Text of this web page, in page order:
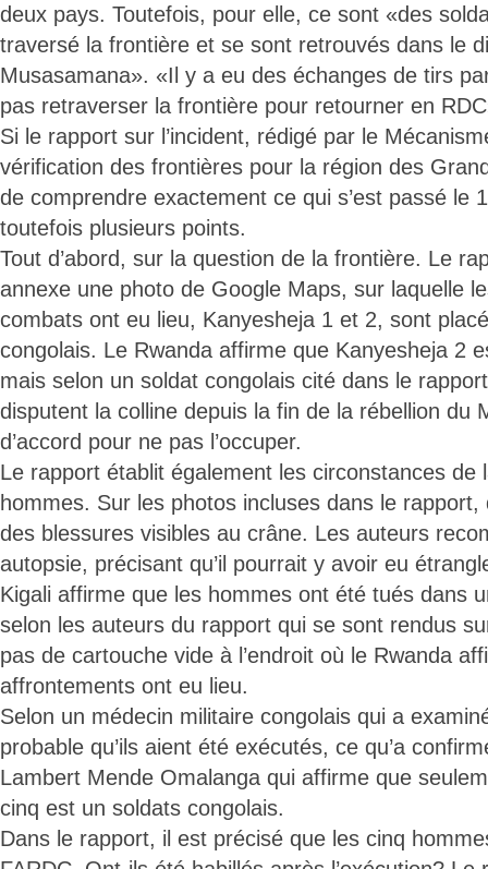
deux pays. Toutefois, pour elle, ce sont «des
traversé la frontière et se sont retrouvés dans le
Musasamana». «Il y a eu des échanges de tirs
pas retraverser la frontière pour retourner en
Si le rapport sur l’incident, rédigé par le
vérification des frontières pour la région des
de comprendre exactement ce qui s’est passé le
toutefois plusieurs points.
Tout d’abord, sur la question de la frontière. Le
annexe une photo de Google Maps, sur laquelle
combats ont eu lieu, Kanyesheja 1 et 2, sont
congolais. Le Rwanda affirme que Kanyesheja 2
mais selon un soldat congolais cité dans le
disputent la colline depuis la fin de la rébellion du
d’accord pour ne pas l’occuper.
Le rapport établit également les circonstances de
hommes. Sur les photos incluses dans le rapport,
des blessures visibles au crâne. Les auteurs
autopsie, précisant qu’il pourrait y avoir eu
Kigali affirme que les hommes ont été tués dans
selon les auteurs du rapport qui se sont rendus
pas de cartouche vide à l’endroit où le Rwanda
affrontements ont eu lieu.
Selon un médecin militaire congolais qui a
probable qu’ils aient été exécutés, ce qu’a
Lambert Mende Omalanga qui affirme que
cinq est un soldats congolais.
Dans le rapport, il est précisé que les cinq